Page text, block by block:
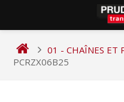
content
01 - CHAÎNES ET
PCRZX06B25